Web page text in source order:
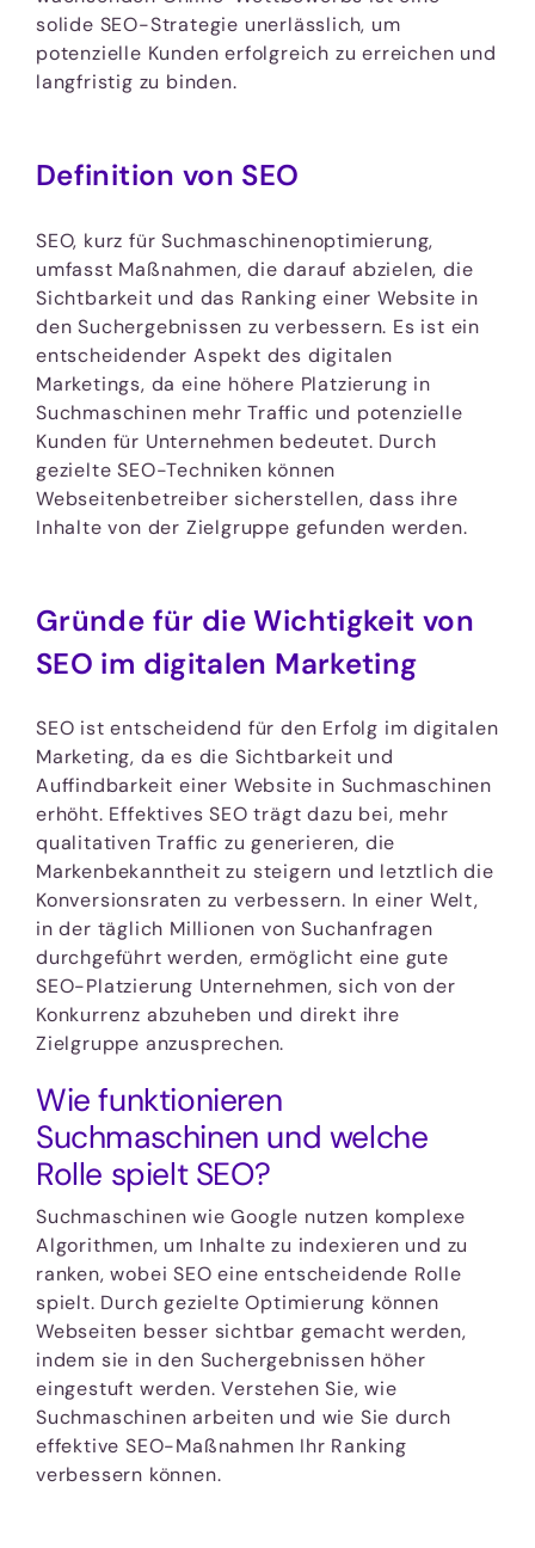
solide SEO-Strategie unerlässlich, um
potenzielle Kunden erfolgreich zu erreichen und
langfristig zu binden.
Definition von SEO
SEO, kurz für Suchmaschinenoptimierung,
umfasst Maßnahmen, die darauf abzielen, die
Sichtbarkeit und das Ranking einer Website in
den Suchergebnissen zu verbessern. Es ist ein
entscheidender Aspekt des digitalen
Marketings, da eine höhere Platzierung in
Suchmaschinen mehr Traffic und potenzielle
Kunden für Unternehmen bedeutet. Durch
gezielte SEO-Techniken können
Webseitenbetreiber sicherstellen, dass ihre
Inhalte von der Zielgruppe gefunden werden.
Gründe für die Wichtigkeit von
SEO im digitalen Marketing
SEO ist entscheidend für den Erfolg im digitalen
Marketing, da es die Sichtbarkeit und
Auffindbarkeit einer Website in Suchmaschinen
erhöht. Effektives SEO trägt dazu bei, mehr
qualitativen Traffic zu generieren, die
Markenbekanntheit zu steigern und letztlich die
Konversionsraten zu verbessern. In einer Welt,
in der täglich Millionen von Suchanfragen
durchgeführt werden, ermöglicht eine gute
SEO-Platzierung Unternehmen, sich von der
Konkurrenz abzuheben und direkt ihre
Zielgruppe anzusprechen.
Wie funktionieren
Suchmaschinen und welche
Rolle spielt SEO?
Suchmaschinen wie Google nutzen komplexe
Algorithmen, um Inhalte zu indexieren und zu
ranken, wobei SEO eine entscheidende Rolle
spielt. Durch gezielte Optimierung können
Webseiten besser sichtbar gemacht werden,
indem sie in den Suchergebnissen höher
eingestuft werden. Verstehen Sie, wie
Suchmaschinen arbeiten und wie Sie durch
effektive SEO-Maßnahmen Ihr Ranking
verbessern können.